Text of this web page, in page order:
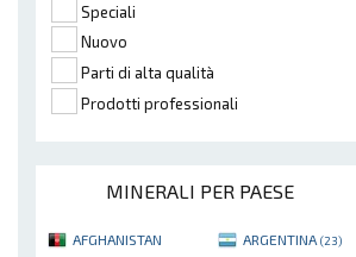
Speciali
Nuovo
Parti di alta qualità
Prodotti professionali
MINERALI PER PAESE
AFGHANISTAN ARGENTINA (23)